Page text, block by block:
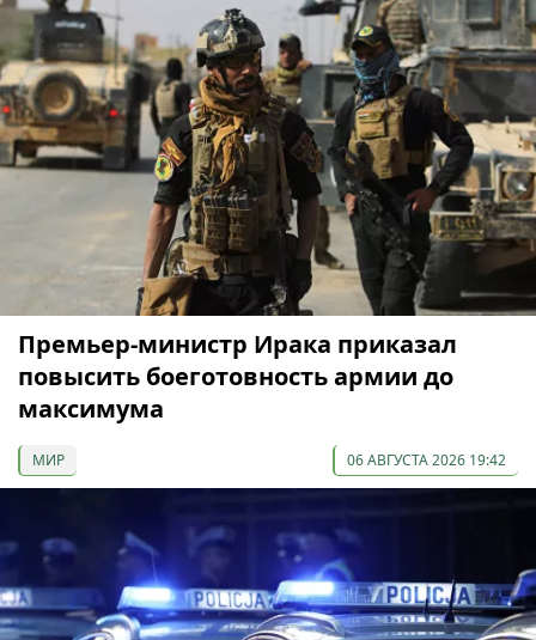
Премьер-министр Ирака приказал
повысить боеготовность армии до
максимума
МИР 06 АВГУСТА 2026 19:42